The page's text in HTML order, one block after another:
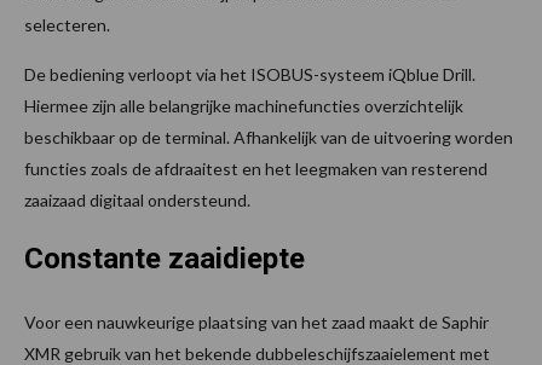
selecteren.
De bediening verloopt via het ISOBUS-systeem iQblue Drill.
Hiermee zijn alle belangrijke machinefuncties overzichtelijk
beschikbaar op de terminal. Afhankelijk van de uitvoering worden
functies zoals de afdraaitest en het leegmaken van resterend
zaaizaad digitaal ondersteund.
Constante zaaidiepte
Voor een nauwkeurige plaatsing van het zaad maakt de Saphir
XMR gebruik van het bekende dubbeleschijfszaaielement met